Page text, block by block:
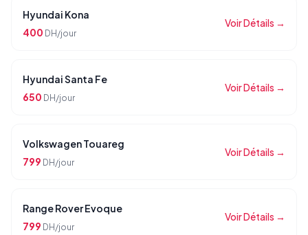
Hyundai Kona
400 DH/jour
Voir Détails →
Hyundai Santa Fe
650 DH/jour
Voir Détails →
Volkswagen Touareg
799 DH/jour
Voir Détails →
Range Rover Evoque
799 DH/jour
Voir Détails →